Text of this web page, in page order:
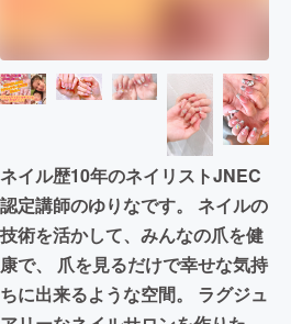
ネイル歴10年のネイリストJNEC
認定講師のゆりなです。 ネイルの
技術を活かして、みんなの爪を健
康で、 爪を見るだけで幸せな気持
ちに出来るような空間。 ラグジュ